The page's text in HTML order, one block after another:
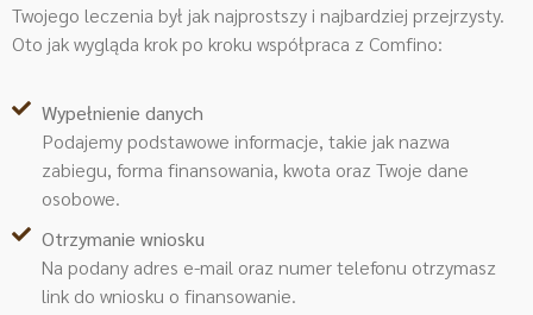
Twojego leczenia był jak najprostszy i najbardziej przejrzysty.
Oto jak wygląda krok po kroku współpraca z Comfino:
Wypełnienie danych
Podajemy podstawowe informacje, takie jak nazwa
zabiegu, forma finansowania, kwota oraz Twoje dane
osobowe.
Otrzymanie wniosku
Na podany adres e-mail oraz numer telefonu otrzymasz
link do wniosku o finansowanie.